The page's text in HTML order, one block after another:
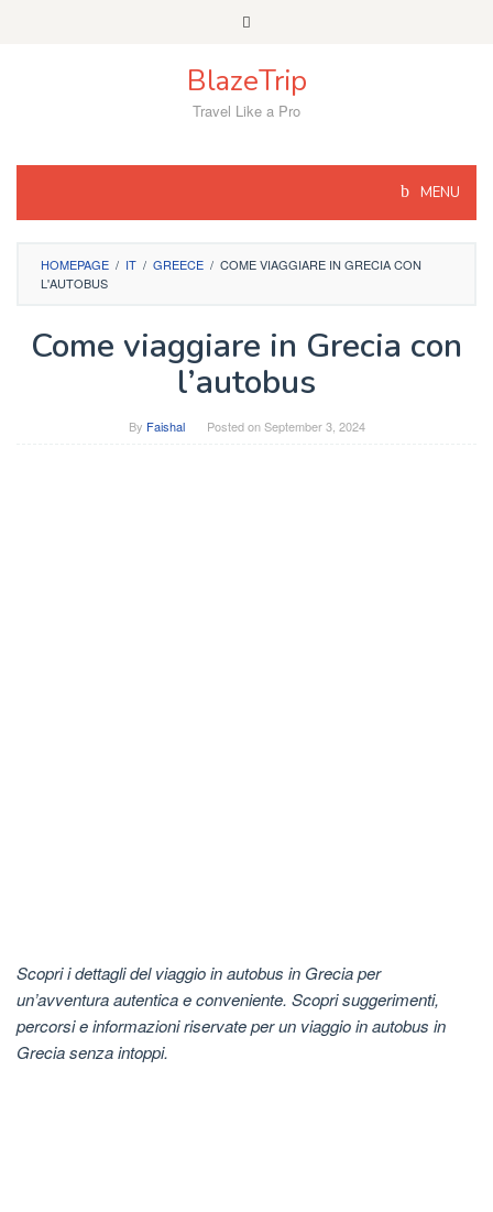
BlazeTrip
Travel Like a Pro
MENU
HOMEPAGE / IT / GREECE / COME VIAGGIARE IN GRECIA CON
L'AUTOBUS
Come viaggiare in Grecia con
l’autobus
By Faishal Posted onSeptember 3, 2024
Scopri i dettagli del viaggio in autobus in Grecia per
un’avventura autentica e conveniente. Scopri suggerimenti,
percorsi e informazioni riservate per un viaggio in autobus in
Grecia senza intoppi.